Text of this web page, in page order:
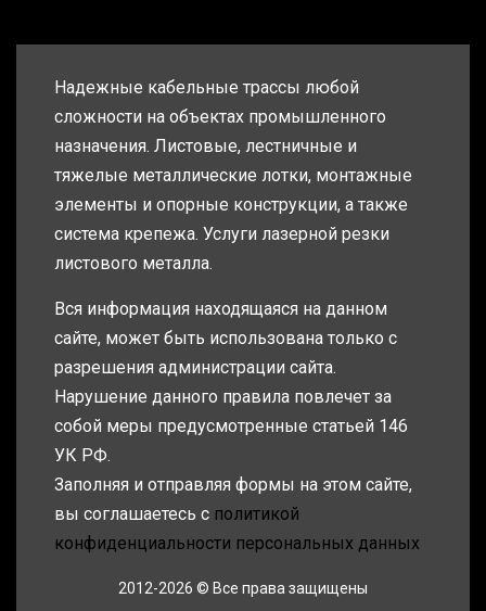
Надежные кабельные трассы любой
сложности на объектах промышленного
назначения. Листовые, лестничные и
тяжелые металлические лотки, монтажные
элементы и опорные конструкции, а также
система крепежа. Услуги лазерной резки
листового металла.
Вся информация находящаяся на данном
сайте, может быть использована только с
разрешения администрации сайта.
Нарушение данного правила повлечет за
собой меры предусмотренные статьей 146
УК РФ.
Заполняя и отправляя формы на этом сайте,
вы соглашаетесь с политикой
конфиденциальности персональных данных
2012-2026 © Все права защищены